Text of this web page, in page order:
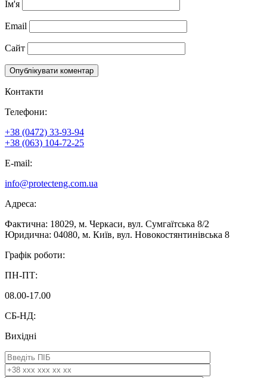
Ім'я
Email
Сайт
Контакти
Телефони:
+38 (0472) 33-93-94
+38 (063) 104-72-25
E-mail:
info@protecteng.com.ua
Адреса:
Фактична: 18029, м. Черкаси, вул. Сумгаїтська 8/2
Юридична: 04080, м. Київ, вул. Новокостянтинівська 8
Графік роботи:
ПН-ПТ:
08.00-17.00
СБ-НД:
Вихідні